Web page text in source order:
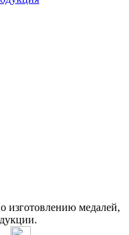
изготовлению медалей,